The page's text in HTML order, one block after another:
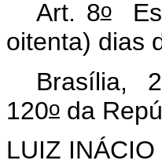
Art. 8o
oitenta) dias
Brasília,
120o da
LUIZ INÁCIO